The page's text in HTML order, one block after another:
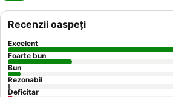
Recenzii oaspeți
Excelent
Foarte bun
Bun
Rezonabil
Deficitar